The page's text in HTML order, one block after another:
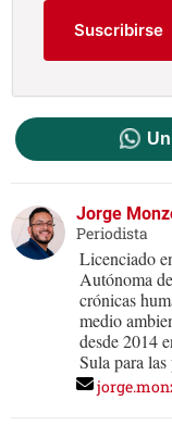
Suscribirse
Jorge
Periodista
Licenciado
Autónoma
crónicas
medio
desde 2014
Sula para